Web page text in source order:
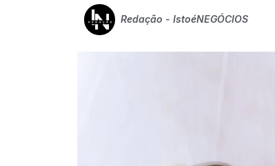
Redação - IstoéNEGÓCIOS